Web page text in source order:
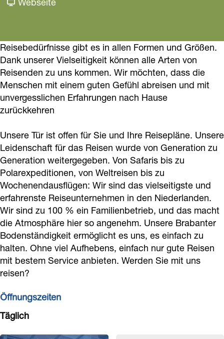
k
a
n
R
s
e
b
ü
r
o
l
i
k
a
n
e
i
s
e
b
ü
r
o
k
a
n
R
e
s
e
b
ü
r
o
e
l
k
R
e
i
s
e
b
ü
r
o
Reisebedürfnisse gibt es in allen Formen und Größen.
Dank unserer Vielseitigkeit können alle Arten von
Reisenden zu uns kommen. Wir möchten, dass die
Menschen mit einem guten Gefühl abreisen und mit
unvergesslichen Erfahrungen nach Hause
zurückkehren
Unsere Tür ist offen für Sie und Ihre Reisepläne. Unsere
Leidenschaft für das Reisen wurde von Generation zu
Generation weitergegeben. Von Safaris bis zu
Polarexpeditionen, von Weltreisen bis zu
Wochenendausflügen: Wir sind das vielseitigste und
erfahrenste Reiseunternehmen in den Niederlanden.
Wir sind zu 100 % ein Familienbetrieb, und das macht
die Atmosphäre hier so angenehm. Unsere Brabanter
Bodenständigkeit ermöglicht es uns, es einfach zu
halten. Ohne viel Aufhebens, einfach nur gute Reisen
mit bestem Service anbieten. Werden Sie mit uns
reisen?
Öffnungszeiten
Täglich